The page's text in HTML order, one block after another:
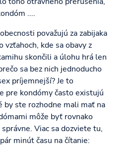
....
považujú za zabijaka
vzťahoch, kde sa obavy z
skončili a úlohu hrá len
sa bez nich jednoducho
príjemnejší? Je to
pre kondómy často existujú
by ste rozhodne mali mať na
môže byť rovnako
Viac sa dozviete tu,
minút času na čítanie: